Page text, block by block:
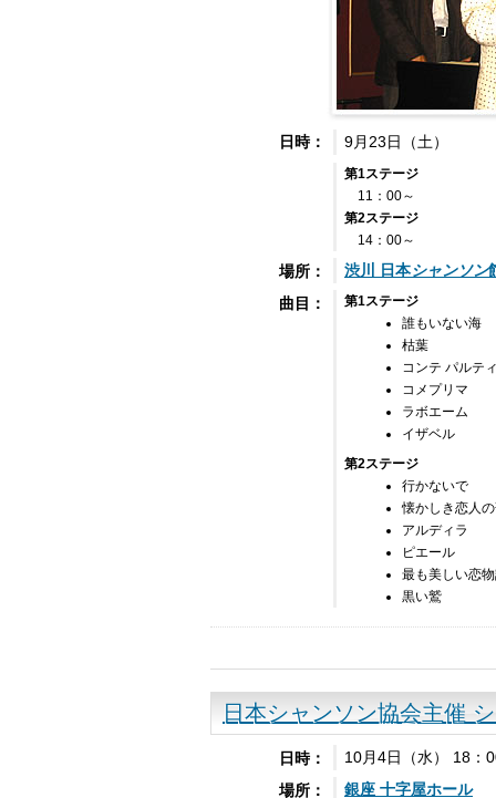
日時： 9月23日（土）
第1ステージ
11：00～
第2ステージ
14：00～
場所： 渋川 日本シャンソン
曲目：
第1ステージ
誰もいない海
枯葉
コンテ パルテ
コメプリマ
ラボエーム
イザベル
第2ステージ
行かないで
懐かしき恋人
アルディラ
ピエール
最も美しい恋
黒い鷲
日本シャンソン協会主催
日時：
10月4日（水） 18：
場所：
銀座 十字屋ホール